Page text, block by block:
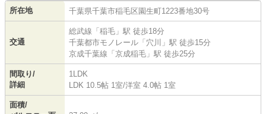
所在地 千葉県千葉市稲毛区園生町1223番地30号
交通
総武線 「稲毛 」駅 徒歩18分
千葉都市モノレール 「穴川 」駅 徒歩15分
京成千葉線 「京成稲毛 」駅 徒歩25分
間取り/
詳細
1LDK
LDK 10.5帖 1室/洋室 4.0帖 1室
面積/